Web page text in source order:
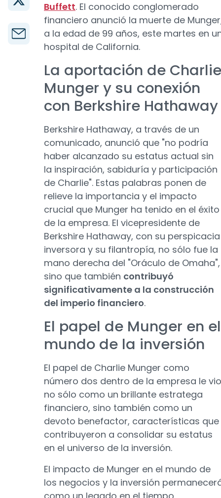
Buffett. El conocido conglomerado
financiero anunció la muerte de
a la edad de 99 años, este martes en
hospital de California.
La aportación de Charlie
Munger y su conexión
con Berkshire Hathaway
Berkshire Hathaway, a través de un
comunicado, anunció que "no podría
haber alcanzado su estatus actual sin
la inspiración, sabiduría y participación
de Charlie". Estas palabras ponen de
relieve la importancia y el impacto
crucial que Munger ha tenido en el éxito
de la empresa. El vicepresidente de
Berkshire Hathaway, con su perspicacia
inversora y su filantropía, no sólo fue la
mano derecha del "Oráculo de Omaha",
sino que también contribuyó
significativamente a la construcción
del imperio financiero.
El papel de Munger en el
mundo de la inversión
El papel de Charlie Munger como
número dos dentro de la empresa le vio
no sólo como un brillante estratega
financiero, sino también como un
devoto benefactor, características que
contribuyeron a consolidar su estatus
en el universo de la inversión.
El impacto de Munger en el mundo de
los negocios y la inversión